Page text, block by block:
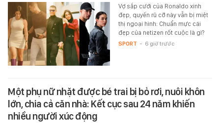
Vợ sắp cưới của Ronaldo xinh
đẹp, quyến rũ cỡ này vẫn bị miệt
thị ngoại hình: Chuẩn mực cái
đẹp của netizen rốt cuộc là gì?
SPORT - 6 giờ trước
Một phụ nữ nhặt được bé trai bị bỏ rơi, nuôi khôn
lớn, chia cả căn nhà: Kết cục sau 24 năm khiến
nhiều người xúc động